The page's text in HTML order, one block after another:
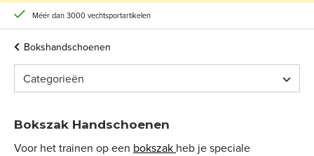
Méér dan 3000 vechtsportartikelen
Bokshandschoenen
Categorieën
Bokszak Handschoenen
Voor het trainen op een bokszak heb je speciale